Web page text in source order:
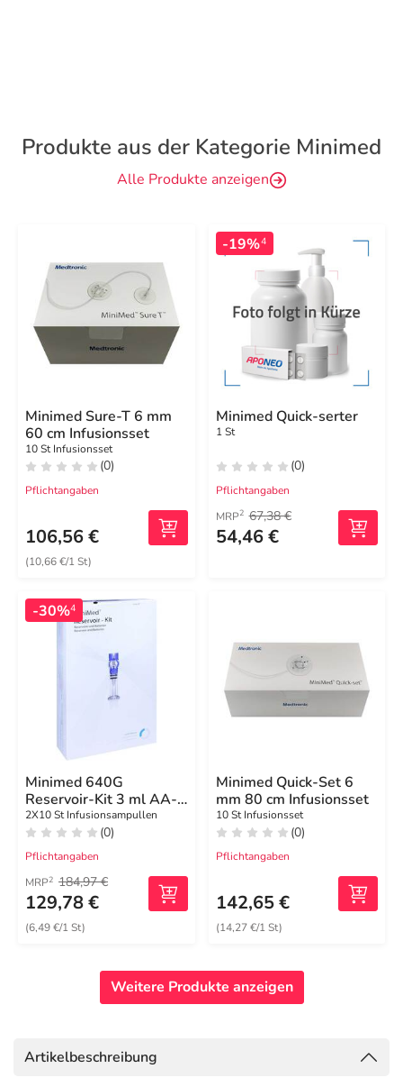
Produkte aus der Kategorie Minimed
Alle Produkte anzeigen
Minimed Sure-T 6 mm
60 cm Infusionsset
10 St Infusionsset
(0)
Pflichtangaben
106,56 €
(10,66 €/1 St)
-19%4
Minimed Quick-serter
1 St
(0)
Pflichtangaben
MRP2 67,38 €
54,46 €
-30%4
Minimed 640G
Reservoir-Kit 3 ml AA-
Batterien
2X10 St Infusionsampullen
(0)
Pflichtangaben
MRP2 184,97 €
129,78 €
(6,49 €/1 St)
Minimed Quick-Set 6
mm 80 cm Infusionsset
10 St Infusionsset
(0)
Pflichtangaben
142,65 €
(14,27 €/1 St)
Weitere Produkte anzeigen
Artikelbeschreibung